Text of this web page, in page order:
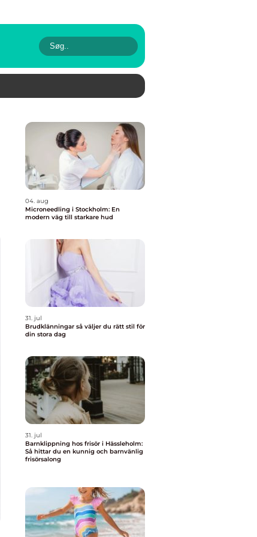
04. aug
Microneedling i Stockholm: En
modern väg till starkare hud
31. jul
Brudklänningar så väljer du rätt stil för
din stora dag
31. jul
Barnklippning hos frisör i Hässleholm:
Så hittar du en kunnig och barnvänlig
frisörsalong